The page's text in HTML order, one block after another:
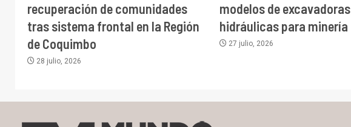
recuperación de comunidades
tras sistema frontal en la Región
de Coquimbo
28 julio, 2026
modelos de excavadoras
hidráulicas para minería
27 julio, 2026